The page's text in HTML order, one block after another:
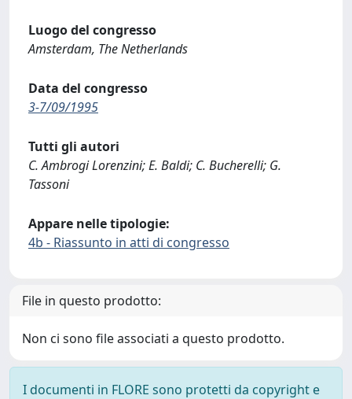
Luogo del congresso
Amsterdam, The Netherlands
Data del congresso
3-7/09/1995
Tutti gli autori
C. Ambrogi Lorenzini; E. Baldi; C. Bucherelli; G.
Tassoni
Appare nelle tipologie:
4b - Riassunto in atti di congresso
File in questo prodotto:
Non ci sono file associati a questo prodotto.
I documenti in FLORE sono protetti da copyright e